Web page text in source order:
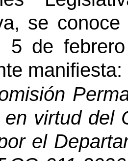
se
5 de
manifiesta:
virtud del
el